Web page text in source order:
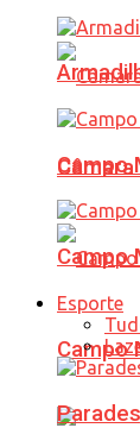
Campo
Campo
Campo
Esporte